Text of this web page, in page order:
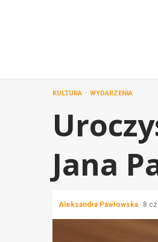
KULTURA WYDARZENIA
Jana
Aleksandra Pawłowska 8